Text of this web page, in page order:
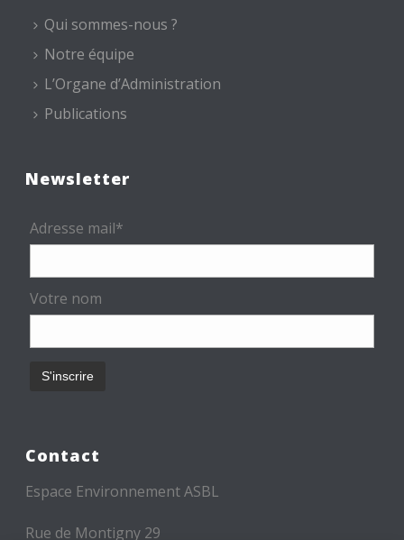
Qui sommes-nous ?
Notre équipe
L’Organe d’Administration
Publications
Newsletter
Adresse mail*
Votre nom
Contact
Espace Environnement ASBL
Rue de Montigny 29